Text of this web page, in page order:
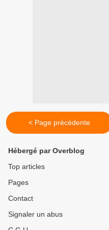
< Page précédente
Hébergé par Overblog
Top articles
Pages
Contact
Signaler un abus